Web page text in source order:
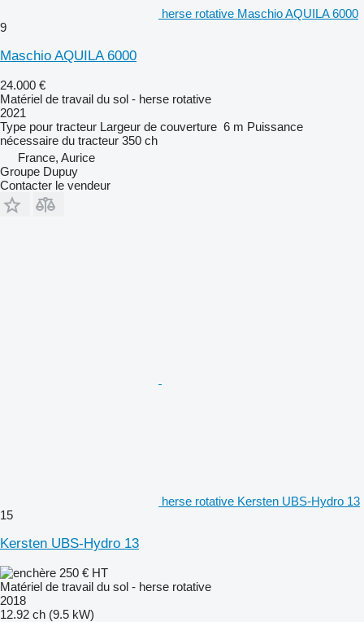
herse rotative Maschio AQUILA 6000
9
Maschio AQUILA 6000
24.000 €
Matériel de travail du sol - herse rotative
2021
Type pour tracteur Largeur de couverture 6 m Puissance
nécessaire du tracteur 350 ch
France, Aurice
Groupe Dupuy
Contacter le vendeur
herse rotative Kersten UBS-Hydro 13
15
Kersten UBS-Hydro 13
250 € HT
Matériel de travail du sol - herse rotative
2018
12.92 ch (9.5 kW)